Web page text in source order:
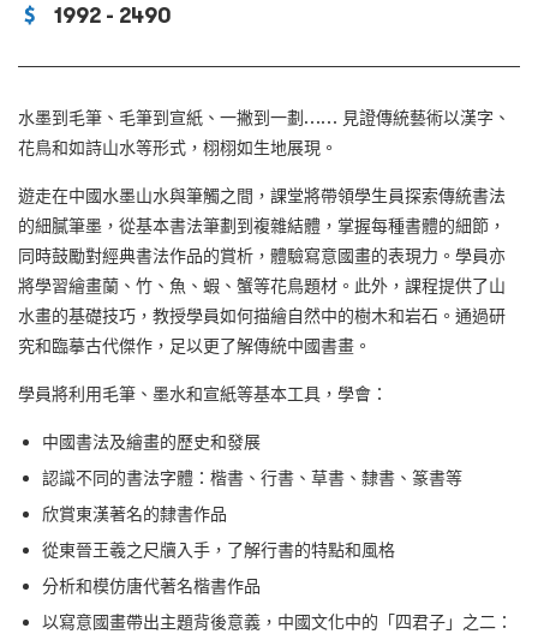
1992 - 2490
水墨到毛筆、毛筆到宣紙、一撇到一劃…… 見證傳統藝術以漢字、
花鳥和如詩山水等形式，栩栩如生地展現。
遊走在中國水墨山水與筆觸之間，課堂將帶領學生員探索傳統書法
的細膩筆墨，從基本書法筆劃到複雜結體，掌握每種書體的細節，
同時鼓勵對經典書法作品的賞析，體驗寫意國畫的表現力。學員亦
將學習繪畫蘭、竹、魚、蝦、蟹等花鳥題材。此外，課程提供了山
水畫的基礎技巧，教授學員如何描繪自然中的樹木和岩石。通過研
究和臨摹古代傑作，足以更了解傳統中國書畫。
學員將利用毛筆、墨水和宣紙等基本工具，學會：
中國書法及繪畫的歷史和發展
認識不同的書法字體：楷書、行書、草書、隸書、篆書等
欣賞東漢著名的隸書作品
從東晉王羲之尺牘入手，了解行書的特點和風格
分析和模仿唐代著名楷書作品
以寫意國畫帶出主題背後意義，中國文化中的「四君子」之二：